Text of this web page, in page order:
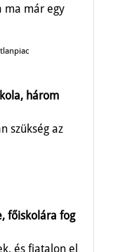
ma már egy
három
szükség az
főiskolára fog
és fiatalon el